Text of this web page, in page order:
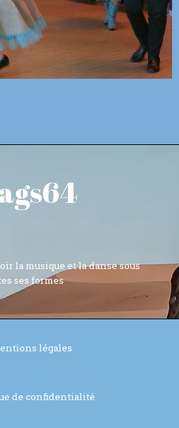
la musique et la danse sous
ses formes
légales
de confidentialité